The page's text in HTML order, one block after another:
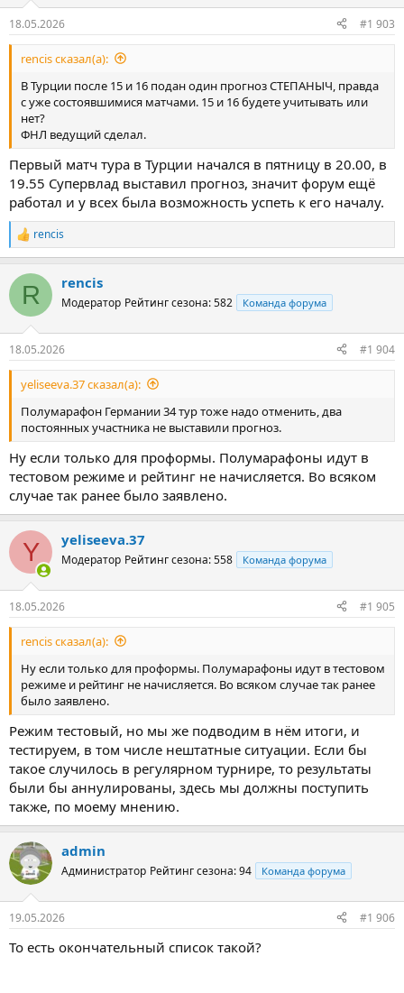
18.05.2026 #1 903
rencis сказал(а):
В Турции после 15 и 16 подан один прогноз СТЕПАНЫЧ, правда
с уже состоявшимися матчами. 15 и 16 будете учитывать или
нет?
ФНЛ ведущий сделал.
Первый матч тура в Турции начался в пятницу в 20.00, в
19.55 Супервлад выставил прогноз, значит форум ещё
работал и у всех была возможность успеть к его началу.
Р
е
к
и
rencis
R rencis
Модератор Рейтинг сезона: 582 Команда форума
18.05.2026 #1 904
yeliseeva.37 сказал(а):
Полумарафон Германии 34 тур тоже надо отменить, два
постоянных участника не выставили прогноз.
Ну если только для проформы. Полумарафоны идут в
тестовом режиме и рейтинг не начисляется. Во всяком
случае так ранее было заявлено.
Y yeliseeva.37
Модератор Рейтинг сезона: 558 Команда форума
18.05.2026 #1 905
rencis сказал(а):
Ну если только для проформы. Полумарафоны идут в тестовом
режиме и рейтинг не начисляется. Во всяком случае так ранее
было заявлено.
Режим тестовый, но мы же подводим в нём итоги, и
тестируем, в том числе нештатные ситуации. Если бы
такое случилось в регулярном турнире, то результаты
были бы аннулированы, здесь мы должны поступить
также, по моему мнению.
admin
Администратор Рейтинг сезона: 94 Команда форума
19.05.2026 #1 906
То есть окончательный список такой?